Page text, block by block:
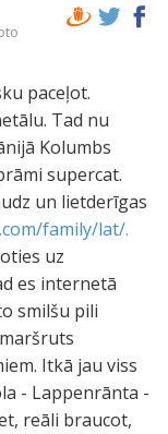
paceļot.
Tad nu
Kolumbs
supercat.
un lietderīgas
family/lat/.
uz
es internetā
smilšu pili
Itkā jau viss
- Lappenrānta -
reāli braucot,